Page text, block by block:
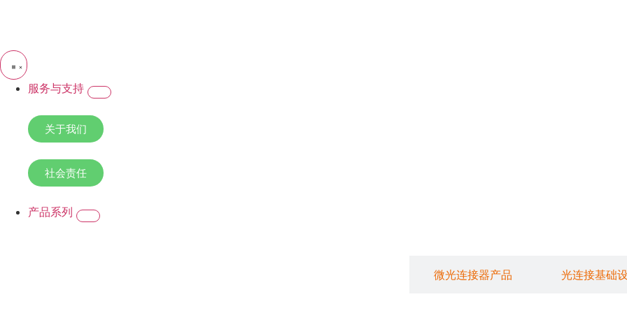
服务与支持
关于我们
社会责任
产品系列
微光连接器产品 光连接基础